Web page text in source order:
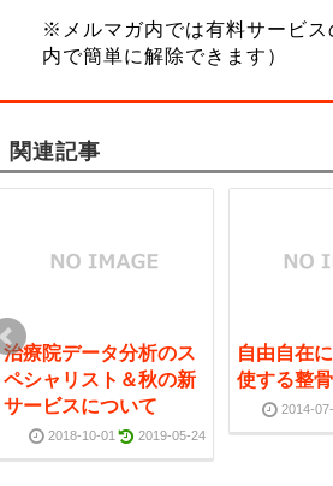
※メルマガ内では有料サービ
内で簡単に解除できます）
関連記事
治療院データ分析のス
ペシャリスト＆秋の新
サービスについて
2018-10-01 2019-05-24
自由自在
使する整
2014-